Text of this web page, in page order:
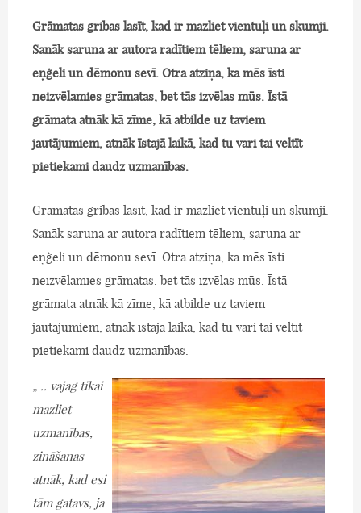
Grāmatas gribas lasīt, kad ir mazliet vientuļi un skumji.
Sanāk saruna ar autora radītiem tēliem, saruna ar
eņģeli un dēmonu sevī. Otra atziņa, ka mēs īsti
neizvēlamies grāmatas, bet tās izvēlas mūs. Īstā
grāmata atnāk kā zīme, kā atbilde uz taviem
jautājumiem, atnāk īstajā laikā, kad tu vari tai veltīt
pietiekami daudz uzmanības.
Grāmatas gribas lasīt, kad ir mazliet vientuļi un skumji.
Sanāk saruna ar autora radītiem tēliem, saruna ar
eņģeli un dēmonu sevī. Otra atziņa, ka mēs īsti
neizvēlamies grāmatas, bet tās izvēlas mūs. Īstā
grāmata atnāk kā zīme, kā atbilde uz taviem
jautājumiem, atnāk īstajā laikā, kad tu vari tai veltīt
pietiekami daudz uzmanības.
„ .. vajag tikai
mazliet
uzmanības,
zināšanas
atnāk, kad esi
tām gatavs, ja